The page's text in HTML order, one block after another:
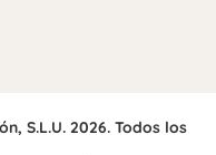
S.L.U. 2026. Todos los